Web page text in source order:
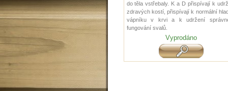
do těla vstřebaly. K a D přispívají k
zdravých kostí, přispívají k normální
vápníku v krvi a k udržení
fungování svalů.
Vyprodáno